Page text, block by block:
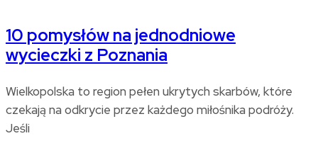
10 pomysłów na jednodniowe
wycieczki z Poznania
Wielkopolska to region pełen ukrytych skarbów, które
czekają na odkrycie przez każdego miłośnika podróży.
Jeśli